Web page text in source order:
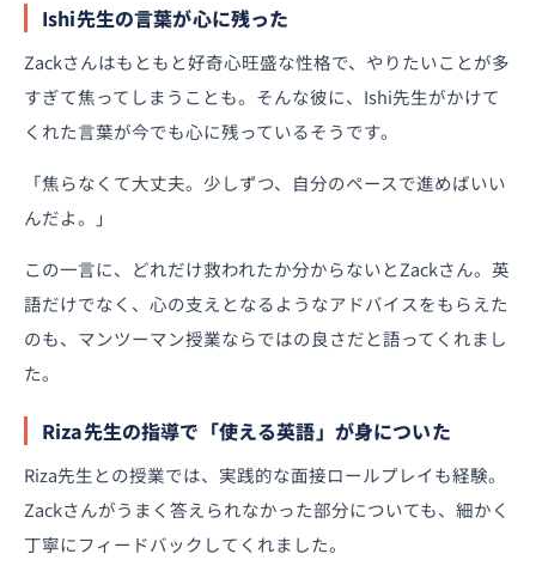
Ishi先生の言葉が心に残った
Zackさんはもともと好奇心旺盛な性格で、やりたいことが多
すぎて焦ってしまうことも。そんな彼に、Ishi先生がかけて
くれた言葉が今でも心に残っているそうです。
「焦らなくて大丈夫。少しずつ、自分のペースで進めばいい
んだよ。」
この一言に、どれだけ救われたか分からないとZackさん。英
語だけでなく、心の支えとなるようなアドバイスをもらえた
のも、マンツーマン授業ならではの良さだと語ってくれまし
た。
Riza先生の指導で「使える英語」が身についた
Riza先生との授業では、実践的な面接ロールプレイも経験。
Zackさんがうまく答えられなかった部分についても、細かく
丁寧にフィードバックしてくれました。